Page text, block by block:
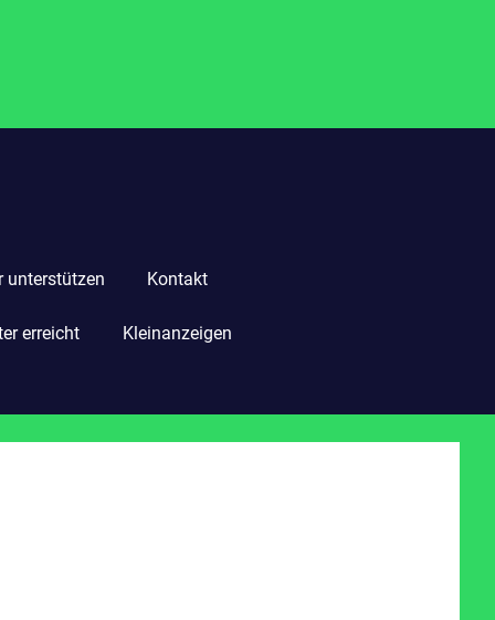
unterstützen Kontakt
erreicht Kleinanzeigen